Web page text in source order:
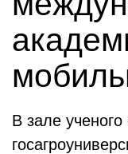
В зале ученого